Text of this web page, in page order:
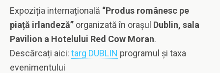
Expoziția internațională “Produs românesc pe
piață irlandeză” organizată în oraşul Dublin, sala
Pavilion a Hotelului Red Cow Moran.
Descărcați aici: targ DUBLIN programul şi taxa
evenimentului